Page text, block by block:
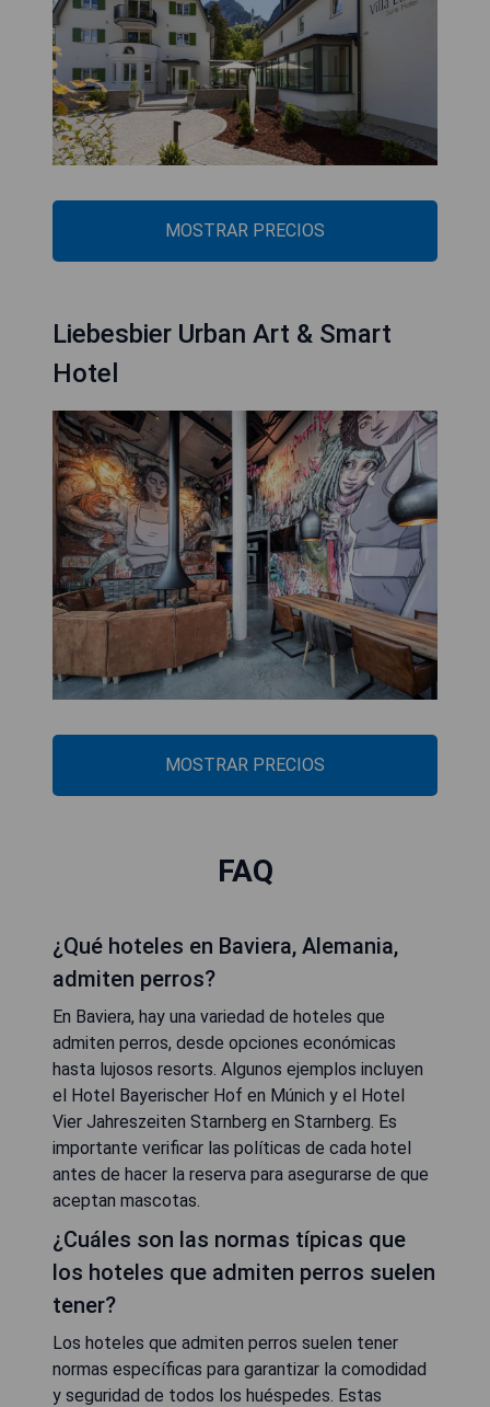
MOSTRAR PRECIOS
Liebesbier Urban Art & Smart
Hotel
MOSTRAR PRECIOS
FAQ
¿Qué hoteles en Baviera, Alemania,
admiten perros?
En Baviera, hay una variedad de hoteles que
admiten perros, desde opciones económicas
hasta lujosos resorts. Algunos ejemplos incluyen
el Hotel Bayerischer Hof en Múnich y el Hotel
Vier Jahreszeiten Starnberg en Starnberg. Es
importante verificar las políticas de cada hotel
antes de hacer la reserva para asegurarse de que
aceptan mascotas.
¿Cuáles son las normas típicas que
los hoteles que admiten perros suelen
tener?
Los hoteles que admiten perros suelen tener
normas específicas para garantizar la comodidad
y seguridad de todos los huéspedes. Estas